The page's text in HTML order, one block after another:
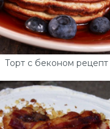
Торт с беконом рецепт